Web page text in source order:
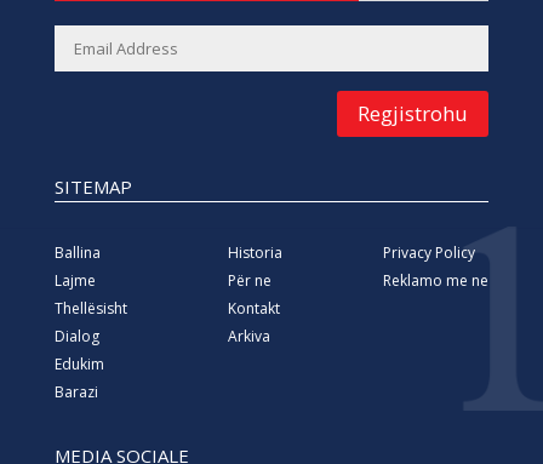
Regjistrohu
SITEMAP
Ballina
Lajme
Thellësisht
Dialog
Edukim
Barazi
Historia
Për ne
Kontakt
Arkiva
Privacy Policy
Reklamo me ne
MEDIA SOCIALE